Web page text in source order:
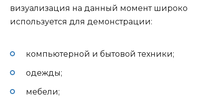
визуализация на данный момент широко
используется для демонстрации:
компьютерной и бытовой техники;
одежды;
мебели;